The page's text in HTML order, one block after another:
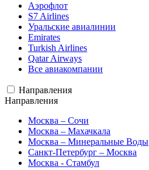
Аэрофлот
S7 Airlines
Уральские авиалинии
Emirates
Turkish Airlines
Qatar Airways
Все авиакомпании
Направления
Направления
Москва – Сочи
Москва – Махачкала
Москва – Минеральные Воды
Санкт-Петербург – Москва
Москва - Стамбул